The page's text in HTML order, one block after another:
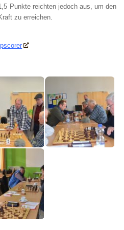
Punkte reichten jedoch aus, um den
zu erreichen.